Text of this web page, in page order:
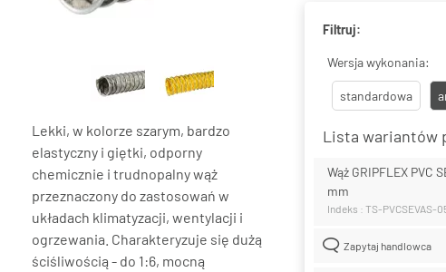
Lekki, w kolorze szarym, bardzo
elastyczny i giętki, odporny
chemicznie i trudnopalny wąż
przeznaczony do zastosowań w
układach klimatyzacji, wentylacji i
ogrzewania. Charakteryzuje się dużą
ściśliwością - do 1:6, mocną
Filtruj:
Wersja wykonania:
standardowa
Lista wariantów
Wąż GRIPFLEX PVC
mm
Indeks : TS-PVCSEVAS-
Zapytaj handlowca